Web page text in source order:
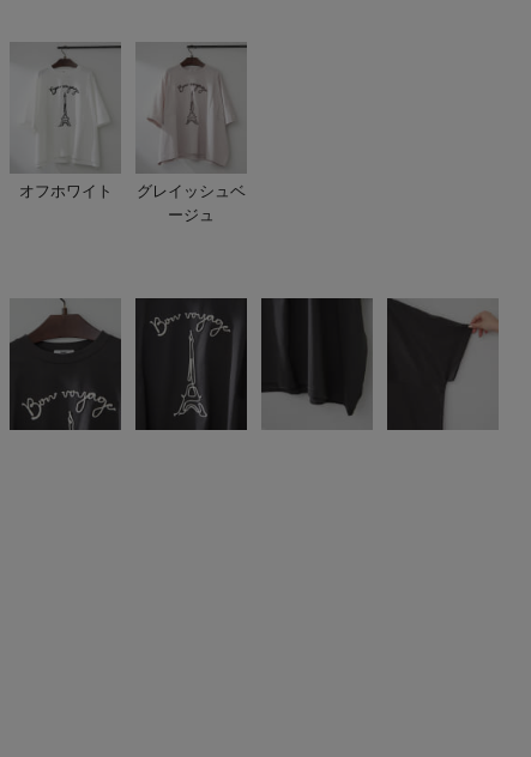
オフホワイト
グレイッシュベ
ージュ